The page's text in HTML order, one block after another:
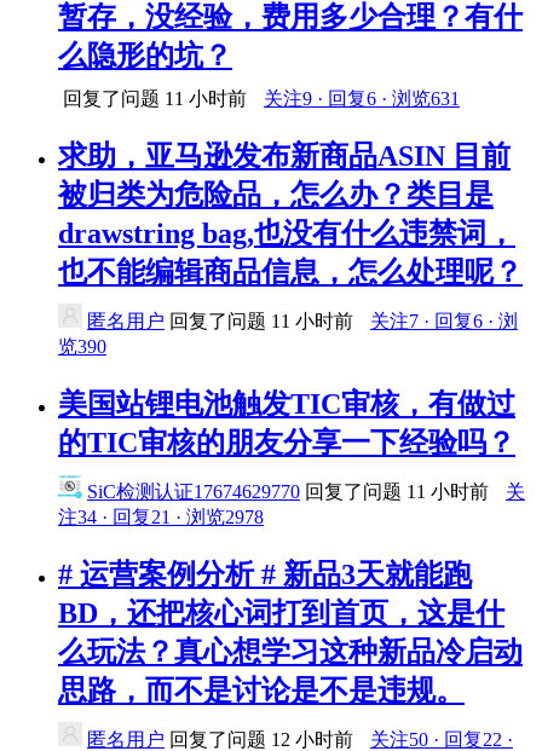
暂存，没经验，费用多少合理？有什
么隐形的坑？
回复了问题 11 小时前 关注9 · 回复6 · 浏览631
求助，亚马逊发布新商品ASIN 目前
被归类为危险品，怎么办？类目是
drawstring bag,也没有什么违禁词，
也不能编辑商品信息，怎么处理呢？
匿名用户 回复了问题 11 小时前
关注7 · 回复6 · 浏
览390
美国站锂电池触发TIC审核，有做过
的TIC审核的朋友分享一下经验吗？
SiC检测认证17674629770 回复了问题 11 小时前
关
注34 · 回复21 · 浏览2978
# 运营案例分析 # 新品3天就能跑
BD，还把核心词打到首页，这是什
么玩法？真心想学习这种新品冷启动
思路，而不是讨论是不是违规。
匿名用户 回复了问题 12 小时前
关注50 · 回复22 ·